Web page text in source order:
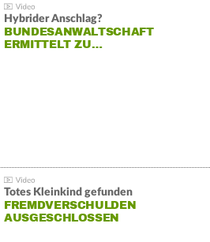
Hybrider Anschlag?
BUNDESANWALTSCHAFT
ERMITTELT ZU…
Totes Kleinkind gefunden
FREMDVERSCHULDEN
AUSGESCHLOSSEN